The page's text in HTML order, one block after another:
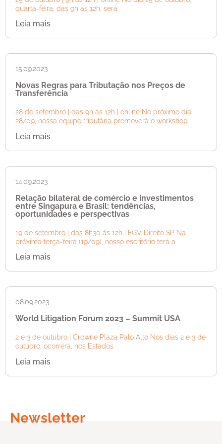
quarta-feira, das 9h às 12h, será
Leia mais
15.09.2023
Novas Regras para Tributação nos Preços de
Transferência
28 de setembro | das 9h às 12h | online No próximo dia
28/09, nossa equipe tributária promoverá o workshop
Leia mais
14.09.2023
Relação bilateral de comércio e investimentos
entre Singapura e Brasil: tendências,
oportunidades e perspectivas
19 de setembro | das 8h30 às 12h | FGV Direito SP Na
próxima terça-feira (19/09), nosso escritório terá a
Leia mais
08.09.2023
World Litigation Forum 2023 – Summit USA
2 e 3 de outubro | Crowne Plaza Palo Alto Nos dias 2 e 3 de
outubro, ocorrerá, nos Estados
Leia mais
Newsletter